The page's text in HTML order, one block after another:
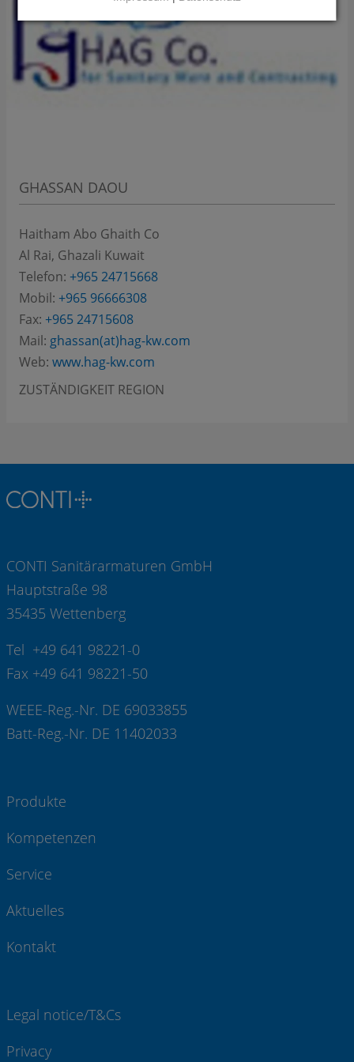
GHASSAN DAOU
Haitham Abo Ghaith Co
Al Rai, Ghazali Kuwait
Telefon: +965 24715668
Mobil: +965 96666308
Fax: +965 24715608
Mail: ghassan(at)hag-kw.com
Web: www.hag-kw.com
ZUSTÄNDIGKEIT REGION
CONTI Sanitärarmaturen GmbH
Hauptstraße 98
35435 Wettenberg
Tel +49 641 98221-0
Fax +49 641 98221-50
WEEE-Reg.-Nr. DE 69033855
Batt-Reg.-Nr. DE 11402033
Produkte
Kompetenzen
Service
Aktuelles
Kontakt
Legal notice/T&Cs
Privacy